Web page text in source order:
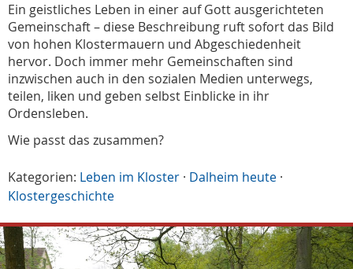
Ein geistliches Leben in einer auf Gott ausgerichteten
Gemeinschaft – diese Beschreibung ruft sofort das Bild
von hohen Klostermauern und Abgeschiedenheit
hervor. Doch immer mehr Gemeinschaften sind
inzwischen auch in den sozialen Medien unterwegs,
teilen, liken und geben selbst Einblicke in ihr
Ordensleben.
Wie passt das zusammen?
Kategorien: Leben im Kloster · Dalheim heute ·
Klostergeschichte